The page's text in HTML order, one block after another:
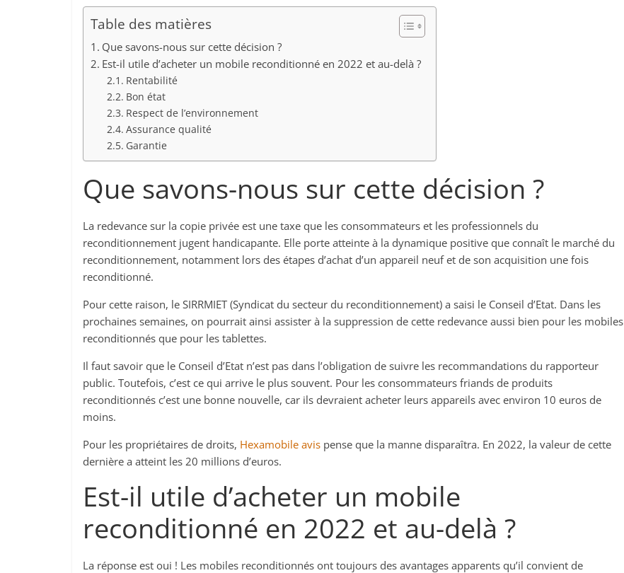
Table des matières
Que savons-nous sur cette décision ?
Est-il utile d’acheter un mobile reconditionné en 2022 et au-delà ?
Rentabilité
Bon état
Respect de l’environnement
Assurance qualité
Garantie
Que savons-nous sur cette décision ?
La redevance sur la copie privée est une taxe que les consommateurs et les professionnels du
reconditionnement jugent handicapante. Elle porte atteinte à la dynamique positive que connaît le marché du
reconditionnement, notamment lors des étapes d’achat d’un appareil neuf et de son acquisition une fois
reconditionné.
Pour cette raison, le SIRRMIET (Syndicat du secteur du reconditionnement) a saisi le Conseil d’Etat. Dans les
prochaines semaines, on pourrait ainsi assister à la suppression de cette redevance aussi bien pour les mobiles
reconditionnés que pour les tablettes.
Il faut savoir que le Conseil d’Etat n’est pas dans l’obligation de suivre les recommandations du rapporteur
public. Toutefois, c’est ce qui arrive le plus souvent. Pour les consommateurs friands de produits
reconditionnés c’est une bonne nouvelle, car ils devraient acheter leurs appareils avec environ 10 euros de
moins.
Pour les propriétaires de droits, Hexamobile avis pense que la manne disparaîtra. En 2022, la valeur de cette
dernière a atteint les 20 millions d’euros.
Est-il utile d’acheter un mobile
reconditionné en 2022 et au-delà ?
La réponse est oui ! Les mobiles reconditionnés ont toujours des avantages apparents qu’il convient de